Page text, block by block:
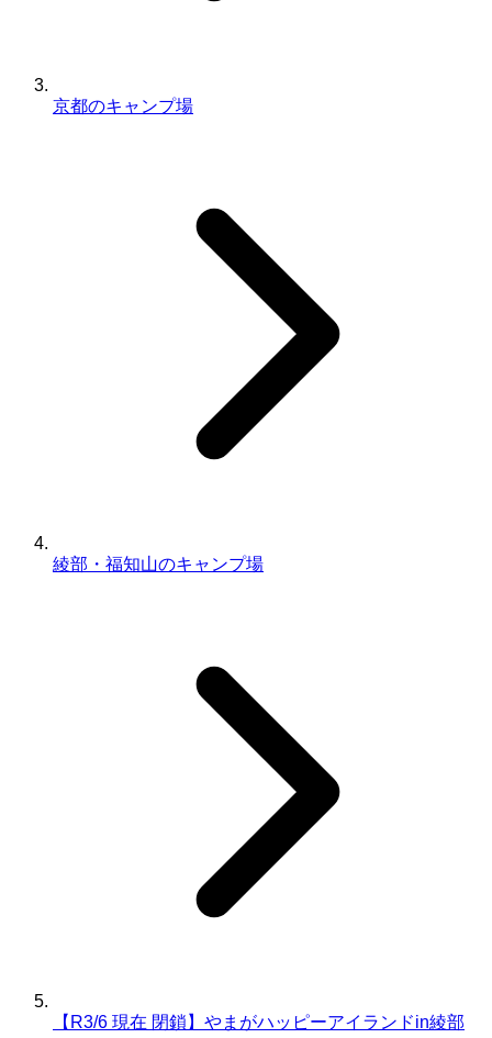
京都のキャンプ場
綾部・福知山のキャンプ場
【R3/6 現在 閉鎖】やまがハッピーアイランドin綾部